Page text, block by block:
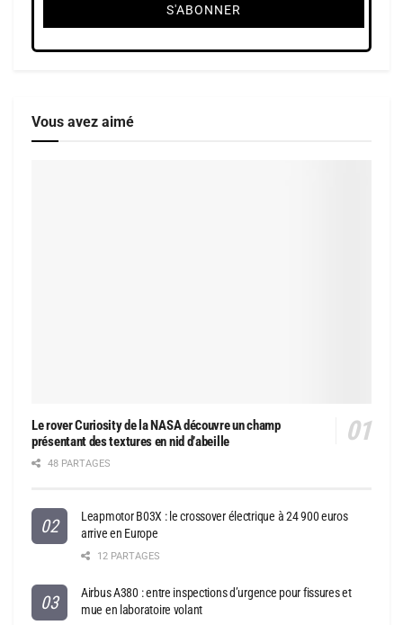
Vous avez aimé
Le rover Curiosity de la NASA découvre un champ
présentant des textures en nid d’abeille
48 PARTAGES
Leapmotor B03X : le crossover électrique à 24 900 euros
arrive en Europe
12 PARTAGES
Airbus A380 : entre inspections d’urgence pour fissures et
mue en laboratoire volant